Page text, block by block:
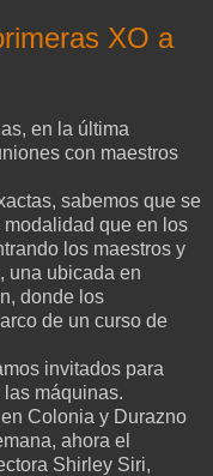
XO a
en la última
con maestros
sabemos que se
que en los
los maestros y
una ubicada en
donde los
de un curso de
invitados para
máquinas.
Colonia y Durazno
ahora el
Shirley Siri,